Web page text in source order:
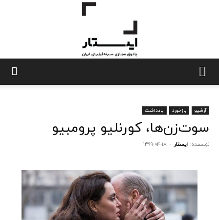
آرشیو بازخورد یادداشت
سوت‌زن‌ها، کورنلیو پرومبیو
نویسنده: ایستار - ۱۳۹۹-۰۴-۱۸